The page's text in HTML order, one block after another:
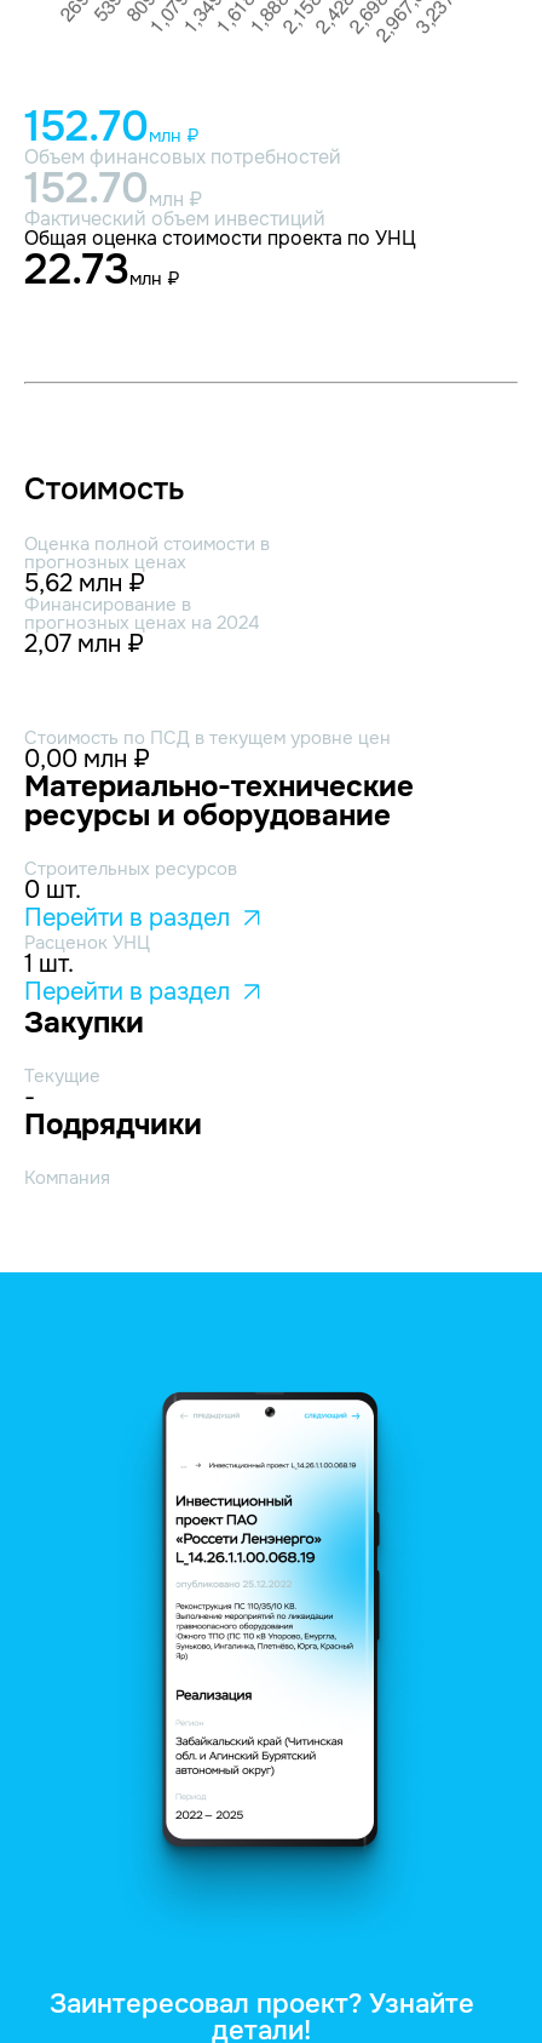
152.70млн ₽
Объем финансовых потребностей
152.70млн ₽
Фактический объем инвестиций
Общая оценка стоимости проекта по УНЦ
22.73млн ₽
Стоимость
Оценка полной стоимости в
прогнозных ценах
5,62 млн ₽
Финансирование в
прогнозных ценах на 2024
2,07 млн ₽
Стоимость по ПСД в текущем уровне цен
0,00 млн ₽
Материально-технические
ресурсы и оборудование
Строительных ресурсов
0 шт.
Перейти в раздел
Расценок УНЦ
1 шт.
Перейти в раздел
Закупки
Текущие
-
Подрядчики
Компания
Заинтересовал проект? Узнайте
детали!